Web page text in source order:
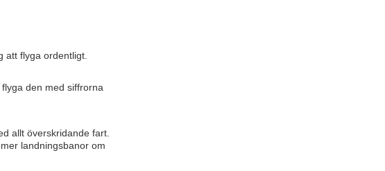
att flyga ordentligt.
den med siffrorna
allt överskridande fart.
landningsbanor om